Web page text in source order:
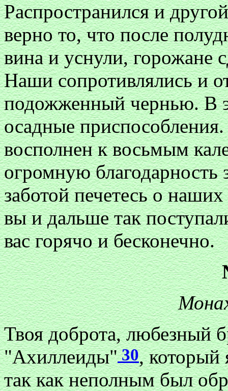
Распространился и
верно то, что после
вина и уснули,
Наши сопротивлялись и
подожженный чернью. В
осадные
восполнен к восьмым
огромную благодарность
заботой печетесь о
вы и дальше так
вас горячо и бесконечно.
Твоя доброта, любезный
"Ахиллеиды"30, который
так как неполным был